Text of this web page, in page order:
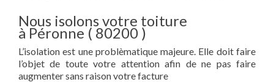
Nous isolons votre toiture
à Péronne ( 80200 )
L’isolation est une problèmatique majeure. Elle doit faire
l’objet de toute votre attention afin de ne pas faire
augmenter sans raison votre facture